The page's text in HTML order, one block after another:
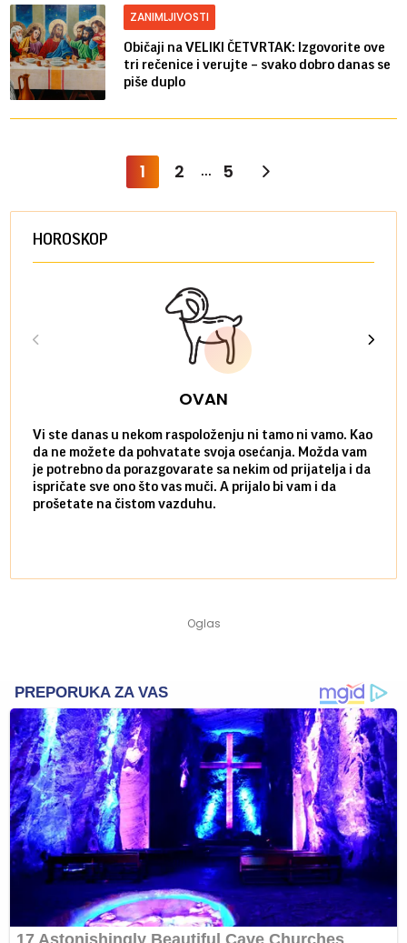
ZANIMLJIVOSTI
Običaji na VELIKI ČETVRTAK: Izgovorite ove
tri rečenice i verujte – svako dobro danas se
piše duplo
1 2 ... 5
HOROSKOP
OVAN
Vi ste danas u nekom raspoloženju ni tamo ni vamo. Kao
da ne možete da pohvatate svoja osećanja. Možda vam
je potrebno da porazgovarate sa nekim od prijatelja i da
ispričate sve ono što vas muči. A prijalo bi vam i da
prošetate na čistom vazduhu.